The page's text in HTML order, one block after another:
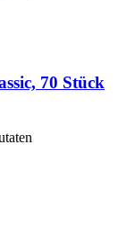
70 Stück